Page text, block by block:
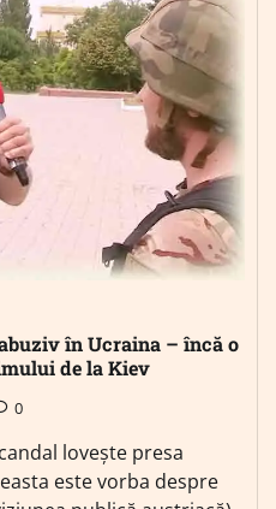
în Ucraina – încă o
de la Kiev
0
lovește presa
este vorba despre